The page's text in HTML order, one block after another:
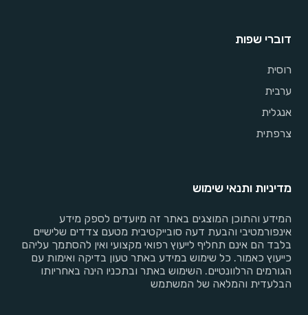
דוברי שפות
רוסית
ערבית
אנגלית
צרפתית
מדיניות ותנאי שימוש
המידע והתוכן המוצגים באתר זה מיועדים לספק מידע
אינפורמטיבי והבעת דעה סובייקטיבית מטעם צדדים שלישיים
בלבד הם אינם תחליף לייעוץ רפואי מקצועי ואין להסתמך עליהם
כייעוץ כאמור. כל שימוש במידע באתר טעון בדיקה ואימות עם
הגורמים הרלוונטיים. השימוש באתר ובתכניו הינה באחריותו
הבלעדית והמלאה של המשתמש